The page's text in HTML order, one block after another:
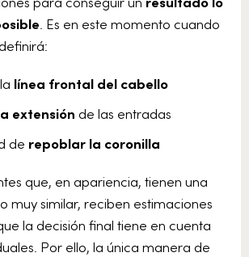
. Es en este momento cuando
línea frontal del cabello
extensión de las entradas
de repoblar la coronilla
que, en apariencia, tienen una
muy similar, reciben estimaciones
la decisión final tiene en cuenta
Por ello, la única manera de